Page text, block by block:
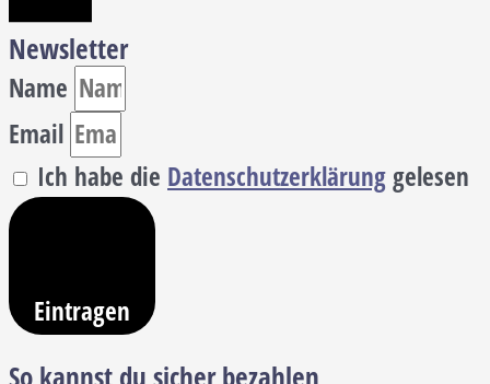
Newsletter
Name
Email
Ich habe die Datenschutzerklärunggelesen
Eintragen
So kannst du sicher bezahlen